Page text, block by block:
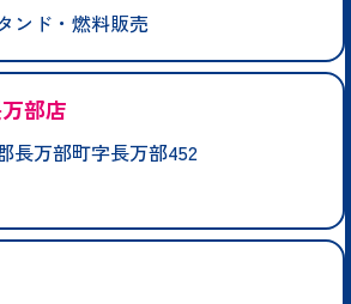
ンド・燃料販売
部店
長万部町字長万部452